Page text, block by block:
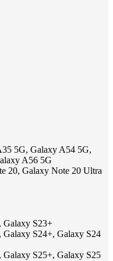
5G, Galaxy A54 5G,
A56 5G
20, Galaxy Note 20 Ultra
Galaxy S23+
Galaxy S24+, Galaxy S24
Galaxy S25+, Galaxy S25